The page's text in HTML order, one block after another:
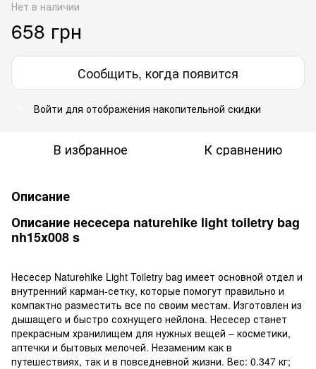
Нет в наличии
658 грн
Сообщить, когда появится
Войти для отображения накопительной скидки
В избранное К сравнению
Описание
Описание несесера naturehike light toiletry bag
nh15x008 s
Несесер Naturehike Light Toiletry bag имеет основной отдел и
внутренний карман-сетку, которые помогут правильно и
компактно разместить все по своим местам. Изготовлен из
дышащего и быстро сохнущего нейлона. Несесер станет
прекрасным хранилищем для нужных вещей – косметики,
аптечки и бытовых мелочей. Незаменим как в
путешествиях, так и в повседневной жизни. Вес: 0.347 кг;